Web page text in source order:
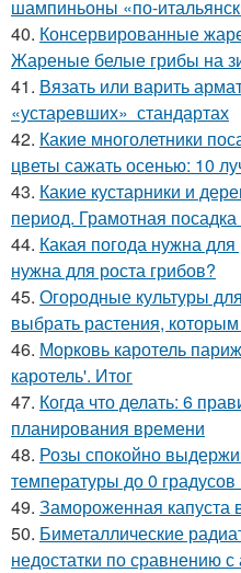
шампиньоны «по-
40. Консервированные
Жареные белые грибы на
41. Вязать или варить
«устаревших» стандартах
42. Какие многолетники
цветы сажать осенью: 10
43. Какие кустарники и
период. Грамотная
44. Какая погода нужна
нужна для роста грибов?
45. Огородные культуры
выбрать растения,
46. Морковь каротель
каротель'. Итог
47. Когда что делать: 6
планирования времени
48. Розы спокойно
температуры до 0
49. Замороженная капуста
50. Биметаллические
недостатки по сравнению